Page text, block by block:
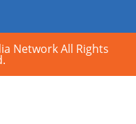
Network All Rights